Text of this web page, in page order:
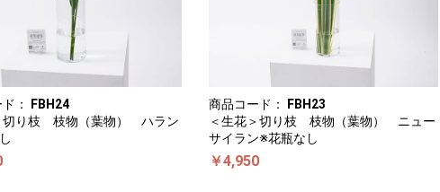
：
FBH24
切り枝 枝物（葉物） ハラン
商品コード：
FBH23
＜生花＞切り枝 枝物（葉物） ニュー
サイラン※花瓶なし
￥4,950